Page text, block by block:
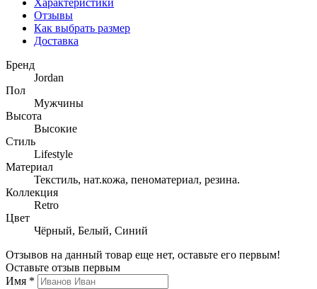
Характеристики
Отзывы
Как выбрать размер
Доставка
Бренд
Jordan
Пол
Мужчины
Высота
Высокие
Стиль
Lifestyle
Материал
Текстиль, нат.кожа, пеноматериал, резина.
Коллекция
Retro
Цвет
Чёрный, Белый, Синий
Отзывов на данный товар еще нет, оставьте его первым!
Оставьте отзыв первым
Имя *